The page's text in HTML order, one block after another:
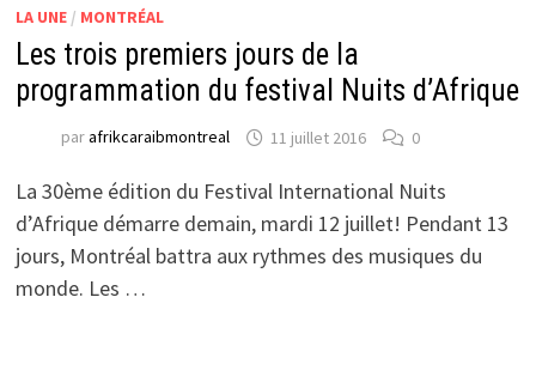
LA UNE/ MONTRÉAL
Les trois premiers jours de la
programmation du festival Nuits d’Afrique
parafrikcaraibmontreal 11 juillet 2016 0
La 30ème édition du Festival International Nuits
d’Afrique démarre demain, mardi 12 juillet! Pendant 13
jours, Montréal battra aux rythmes des musiques du
monde. Les …